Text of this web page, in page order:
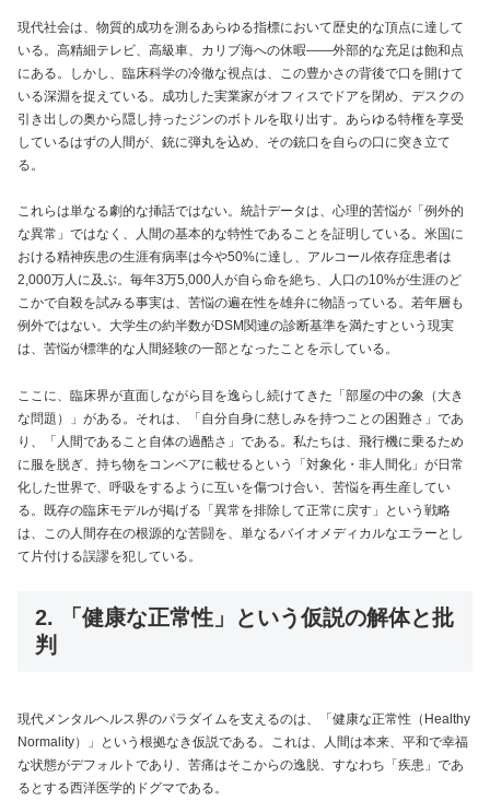
現代社会は、物質的成功を測るあらゆる指標において歴史的な頂点に達して
いる。高精細テレビ、高級車、カリブ海への休暇――外部的な充足は飽和点
にある。しかし、臨床科学の冷徹な視点は、この豊かさの背後で口を開けて
いる深淵を捉えている。成功した実業家がオフィスでドアを閉め、デスクの
引き出しの奥から隠し持ったジンのボトルを取り出す。あらゆる特権を享受
しているはずの人間が、銃に弾丸を込め、その銃口を自らの口に突き立て
る。
これらは単なる劇的な挿話ではない。統計データは、心理的苦悩が「例外的
な異常」ではなく、人間の基本的な特性であることを証明している。米国に
おける精神疾患の生涯有病率は今や50%に達し、アルコール依存症患者は
2,000万人に及ぶ。毎年3万5,000人が自ら命を絶ち、人口の10%が生涯のど
こかで自殺を試みる事実は、苦悩の遍在性を雄弁に物語っている。若年層も
例外ではない。大学生の約半数がDSM関連の診断基準を満たすという現実
は、苦悩が標準的な人間経験の一部となったことを示している。
ここに、臨床界が直面しながら目を逸らし続けてきた「部屋の中の象（大き
な問題）」がある。それは、「自分自身に慈しみを持つことの困難さ」であ
り、「人間であること自体の過酷さ」である。私たちは、飛行機に乗るため
に服を脱ぎ、持ち物をコンベアに載せるという「対象化・非人間化」が日常
化した世界で、呼吸をするように互いを傷つけ合い、苦悩を再生産してい
る。既存の臨床モデルが掲げる「異常を排除して正常に戻す」という戦略
は、この人間存在の根源的な苦闘を、単なるバイオメディカルなエラーとし
て片付ける誤謬を犯している。
2. 「健康な正常性」という仮説の解体と批
判
現代メンタルヘルス界のパラダイムを支えるのは、「健康な正常性（Healthy
Normality）」という根拠なき仮説である。これは、人間は本来、平和で幸福
な状態がデフォルトであり、苦痛はそこからの逸脱、すなわち「疾患」であ
るとする西洋医学的ドグマである。